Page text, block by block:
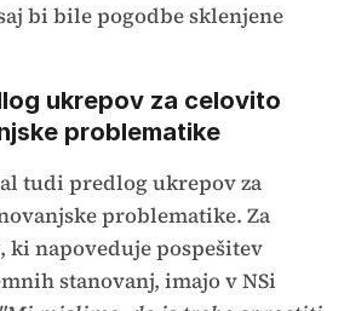
bi bile pogodbe sklenjene
ukrepov za celovito
problematike
tudi predlog ukrepov za
problematike. Za
napoveduje pospešitev
stanovanj, imajo v NSi